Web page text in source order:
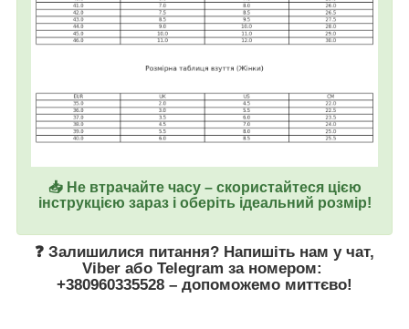
📥 Не втрачайте часу – скористайтеся цією
інструкцією зараз і оберіть ідеальний розмір!
❓ Залишилися питання? Напишіть нам у чат,
Viber або Telegram за номером:
+380960335528 – допоможемо миттєво!